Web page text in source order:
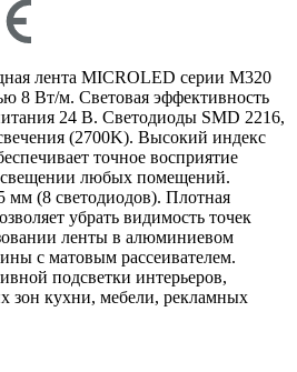
лента MICROLED серии M320
8 Вт/м. Световая эффективность
24 В. Светодиоды SMD 2216,
(2700K). Высокий индекс
точное восприятие
любых помещений.
(8 светодиодов). Плотная
убрать видимость точек
ленты в алюминиевом
с матовым рассеивателем.
подсветки интерьеров,
зон кухни, мебели, рекламных